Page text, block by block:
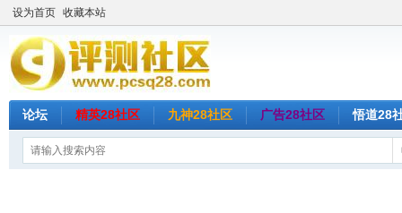
设为首页 收藏本站
论坛 精英28社区 九神28社区 广告28社区 悟道28